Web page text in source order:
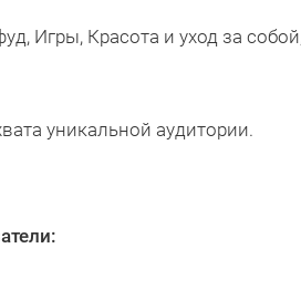
Игры, Красота и уход за
уникальной аудитории.